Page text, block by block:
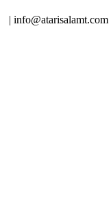
info@atarisalamt.com
|